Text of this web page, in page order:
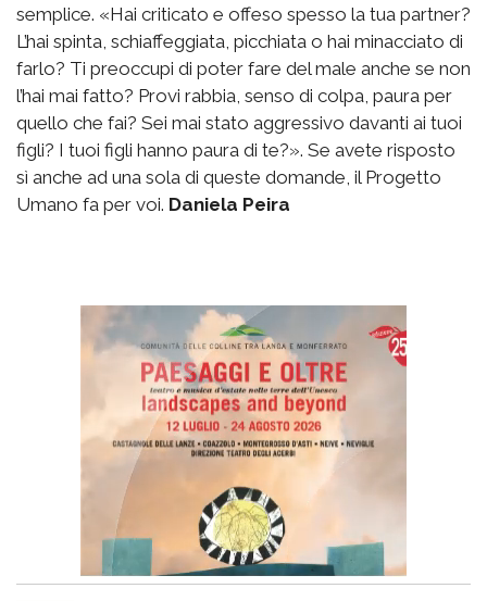
semplice. «Hai criticato e offeso spesso la tua partner?
L’hai spinta, schiaffeggiata, picchiata o hai minacciato di
farlo? Ti preoccupi di poter fare del male anche se non
l’hai mai fatto? Provi rabbia, senso di colpa, paura per
quello che fai? Sei mai stato aggressivo davanti ai tuoi
figli? I tuoi figli hanno paura di te?». Se avete risposto
sì anche ad una sola di queste domande, il Progetto
Umano fa per voi. Daniela Peira